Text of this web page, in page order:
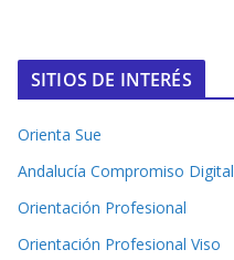
SITIOS DE INTERÉS
Orienta Sue
Andalucía Compromiso Digital
Orientación Profesional
Orientación Profesional Viso